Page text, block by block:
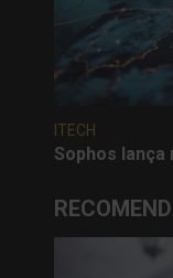
ITECH
Sophos